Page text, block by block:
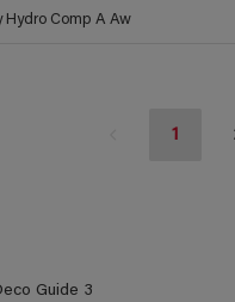
Hydro Comp A Aw
1
Guide 3